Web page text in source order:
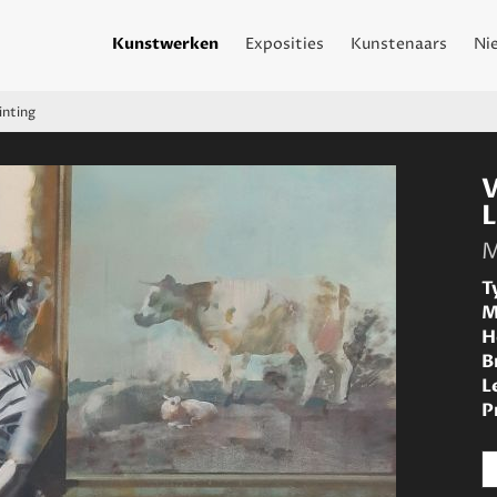
Kunstwerken Exposities Kunstenaars